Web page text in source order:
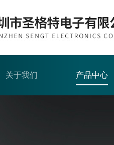
关于我们 产品中心